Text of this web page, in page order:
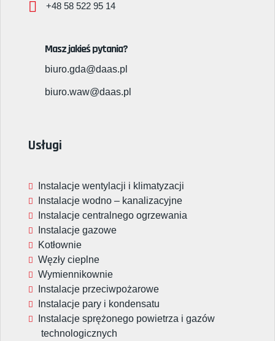
+48 58 522 95 14
Masz jakieś pytania?
biuro.gda@daas.pl
biuro.waw@daas.pl
Usługi
Instalacje wentylacji i klimatyzacji
Instalacje wodno – kanalizacyjne
Instalacje centralnego ogrzewania
Instalacje gazowe
Kotłownie
Węzły cieplne
Wymiennikownie
Instalacje przeciwpożarowe
Instalacje pary i kondensatu
Instalacje sprężonego powietrza i gazów
technologicznych